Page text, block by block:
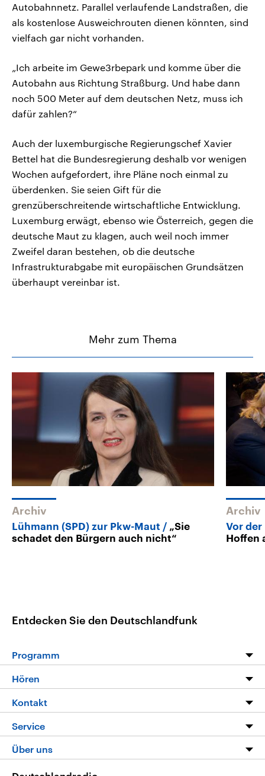
Autobahnnetz. Parallel verlaufende Landstraßen, die
als kostenlose Ausweichrouten dienen könnten, sind
vielfach gar nicht vorhanden.
„Ich arbeite im Gewe3rbepark und komme über die
Autobahn aus Richtung Straßburg. Und habe dann
noch 500 Meter auf dem deutschen Netz, muss ich
dafür zahlen?“
Auch der luxemburgische Regierungschef Xavier
Bettel hat die Bundesregierung deshalb vor wenigen
Wochen aufgefordert, ihre Pläne noch einmal zu
überdenken. Sie seien Gift für die
grenzüberschreitende wirtschaftliche Entwicklung.
Luxemburg erwägt, ebenso wie Österreich, gegen die
deutsche Maut zu klagen, auch weil noch immer
Zweifel daran bestehen, ob die deutsche
Infrastrukturabgabe mit europäischen Grundsätzen
überhaupt vereinbar ist.
Mehr zum Thema
Archiv
Lühmann (SPD) zur Pkw-Maut
„Sie
schadet den Bürgern auch nicht“
Archiv
Vor der
Hoffen
Entdecken Sie den Deutschlandfunk
Programm
Die Nachrichten
Nachrichtenleicht
Neue Beiträge auf dlf.de
Hören
Livestream
Podcasts
Deutschlandfunk App
Kontakt
Service
FAQ
Über uns